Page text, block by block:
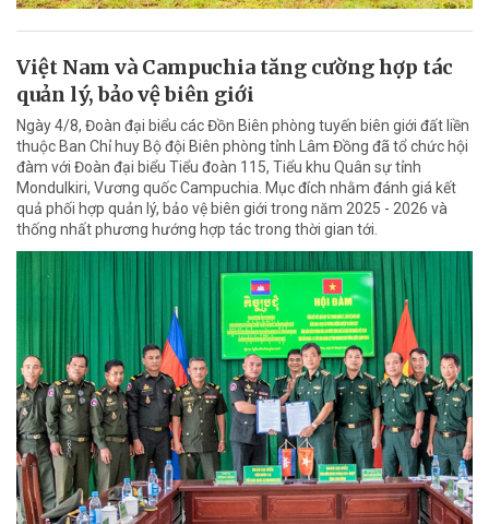
Việt Nam và Campuchia tăng cường hợp tác
quản lý, bảo vệ biên giới
Ngày 4/8, Đoàn đại biểu các Đồn Biên phòng tuyến biên giới đất liền
thuộc Ban Chỉ huy Bộ đội Biên phòng tỉnh Lâm Đồng đã tổ chức hội
đàm với Đoàn đại biểu Tiểu đoàn 115, Tiểu khu Quân sự tỉnh
Mondulkiri, Vương quốc Campuchia. Mục đích nhằm đánh giá kết
quả phối hợp quản lý, bảo vệ biên giới trong năm 2025 - 2026 và
thống nhất phương hướng hợp tác trong thời gian tới.